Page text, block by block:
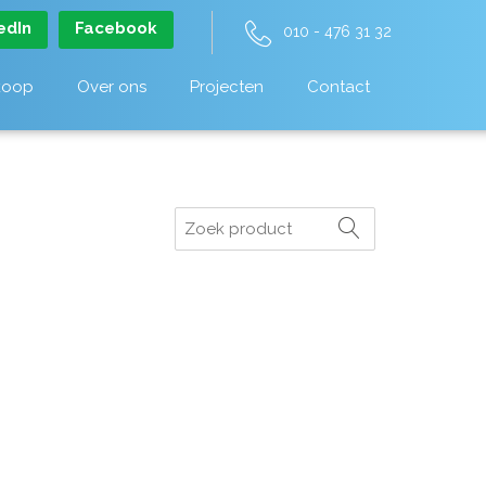
Facebook 010 - 476 31 32
Over ons Projecten Contact
Zoeken